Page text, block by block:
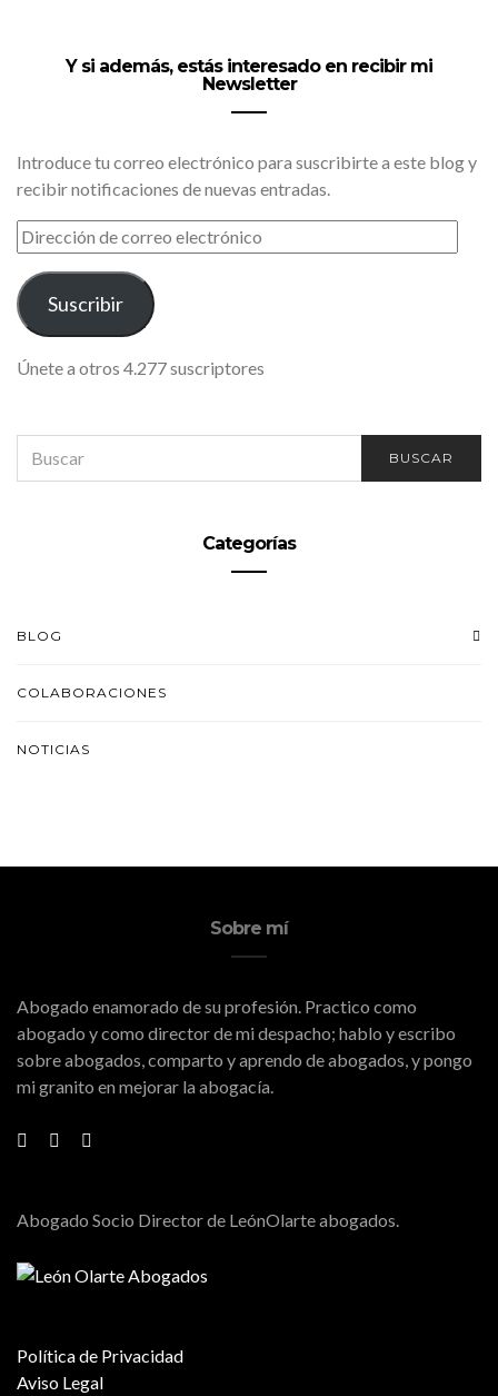
Y si además, estás interesado en recibir mi
Newsletter
Introduce tu correo electrónico para suscribirte a este blog y
recibir notificaciones de nuevas entradas.
DIRECCIÓN
DE
CORREO
ELECTRÓNICO
Suscribir
Únete a otros 4.277 suscriptores
FOR:
BUSCAR
Categorías
BLOG
COLABORACIONES
NOTICIAS
Sobre mí
Abogado enamorado de su profesión. Practico como
abogado y como director de mi despacho; hablo y escribo
sobre abogados, comparto y aprendo de abogados, y pongo
mi granito en mejorar la abogacía.
Abogado Socio Director de LeónOlarte abogados.
Política de Privacidad
Aviso Legal